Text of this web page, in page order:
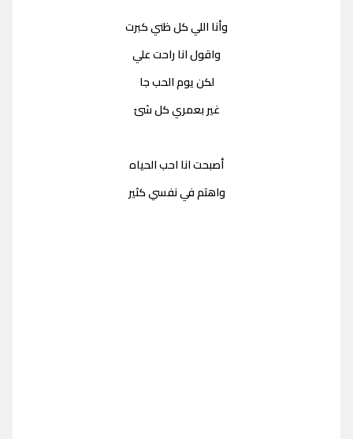
وأنا اللي كل ظني كبرت
واقول انا راحت علي
لكن يوم الحب جا
غير بعمري كل شئ
أصبحت انا احب الحياه
واهتم في نفسي كثير